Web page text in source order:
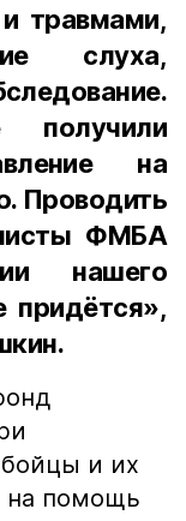
травмами,
слуха,
на
Проводить
ФМБА
нашего
придётся»,
и их
на помощь